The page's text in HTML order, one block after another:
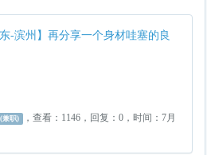
东-滨州】再分享一个身材哇塞的良
兼职)
，查看：1146，回复：0，时间：7月